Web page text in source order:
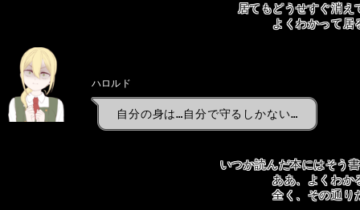
居てもどうせすぐ消え
よくわかって居
ハロルド
自分の身は…自分で守るしかない…
いつか読んだ本にはそう
ああ、よくわか
全く、その通り